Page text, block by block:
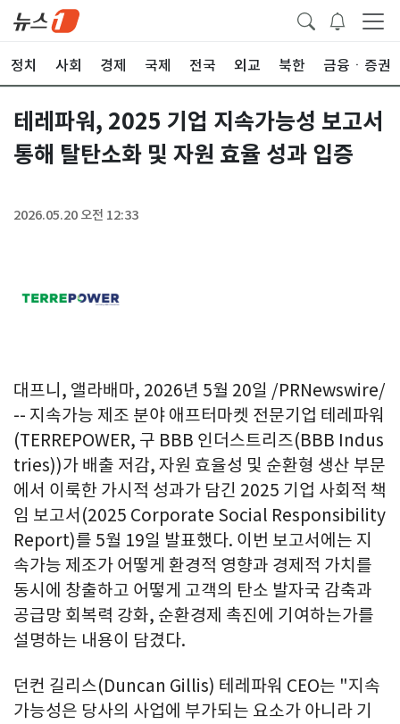
정치 사회 경제 국제 전국 외교 북한 금융ㆍ증권
테레파워, 2025 기업 지속가능성 보고서
통해 탈탄소화 및 자원 효율 성과 입증
2026.05.20 오전 12:33
대프니, 앨라배마, 2026년 5월 20일 /PRNewswire/
-- 지속가능 제조 분야 애프터마켓 전문기업 테레파워
(TERREPOWER, 구 BBB 인더스트리즈(BBB Indus
tries))가 배출 저감, 자원 효율성 및 순환형 생산 부문
에서 이룩한 가시적 성과가 담긴 2025 기업 사회적 책
임 보고서(2025 Corporate Social Responsibility
Report)를 5월 19일 발표했다. 이번 보고서에는 지
속가능 제조가 어떻게 환경적 영향과 경제적 가치를
동시에 창출하고 어떻게 고객의 탄소 발자국 감축과
공급망 회복력 강화, 순환경제 촉진에 기여하는가를
설명하는 내용이 담겼다.
던컨 길리스(Duncan Gillis) 테레파워 CEO는 "지속
가능성은 당사의 사업에 부가되는 요소가 아니라 기